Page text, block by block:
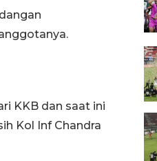
KKB dan saat ini
Kol Inf Chandra